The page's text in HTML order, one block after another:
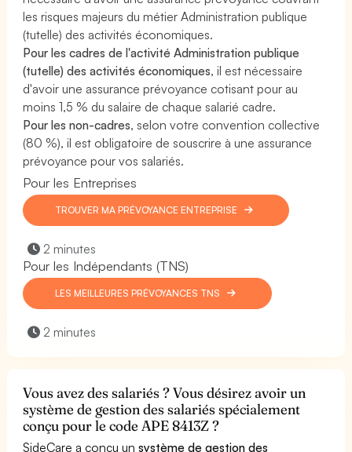
les risques majeurs du métier Administration publique
(tutelle) des activités économiques.
Pour les cadres de l'activité Administration publique
(tutelle) des activités économiques, il est nécessaire
d'avoir une assurance prévoyance cotisant pour au
moins 1,5 % du salaire de chaque salarié cadre.
Pour les non-cadres, selon votre convention collective
(80 %), il est obligatoire de souscrire à une assurance
prévoyance pour vos salariés.
Pour les Entreprises
TROUVER MA PRÉVOYANCE ENTREPRISE
2 minutes
Pour les Indépendants (TNS)
LES MEILLEURES PRÉVOYANCES TNS
2 minutes
Vous avez des salariés ? Vous désirez avoir un
système de gestion des salariés spécialement
conçu pour le code APE 8413Z ?
SideCare a conçu unsystème de gestion des